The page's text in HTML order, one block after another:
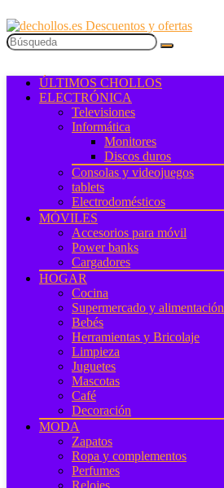
ÚLTIMOS CHOLLOS
ELECTRÓNICA
Televisiones
Informática
Monitores
Discos duros
Consolas y videojuegos
tablets
Electrodomésticos
MÓVILES
Accesorios para móvil
Power banks
Cargadores
HOGAR
Cocina
Supermercado y alimentación
Bebés
Herramientas y Bricolaje
Limpieza
Juguetes
Mascotas
Café
Decoración
MODA
Zapatos
Ropa y complementos
Perfumes
Relojes